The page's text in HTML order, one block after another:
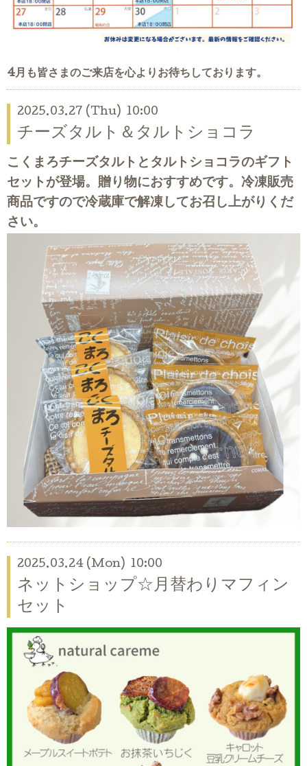
4月も皆さまのご来店を心よりお待ちしております。
2025.03.27 (Thu) 10:00
チーズタルト＆タルトショコラ
こくまろチーズタルトとタルトショコラのギフト
セットが登場。贈り物におすすめです。冷凍販売
商品ですので冷蔵庫で解凍してお召し上がりくだ
さい。
2025.03.24 (Mon) 10:00
ネットショップ☆月替わりマフィン
セット